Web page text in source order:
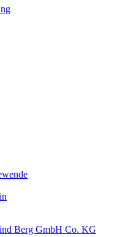
Berg GmbH Co. KG